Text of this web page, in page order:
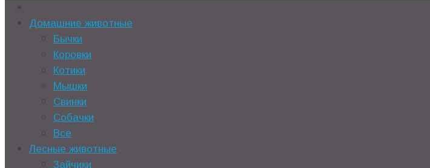
Домашние животные
Бычки
Коровки
Котики
Мышки
Свинки
Собачки
Все
Лесные животные
Зайчики